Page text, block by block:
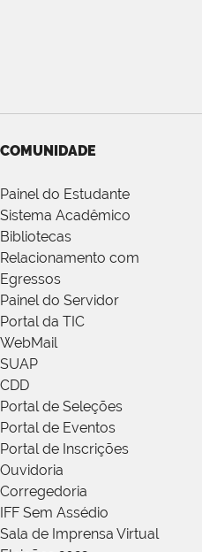
COMUNIDADE
Painel do Estudante
Sistema Acadêmico
Bibliotecas
Relacionamento com
Egressos
Painel do Servidor
Portal da TIC
WebMail
SUAP
CDD
Portal de Seleções
Portal de Eventos
Portal de Inscrições
Ouvidoria
Corregedoria
IFF Sem Assédio
Sala de Imprensa Virtual